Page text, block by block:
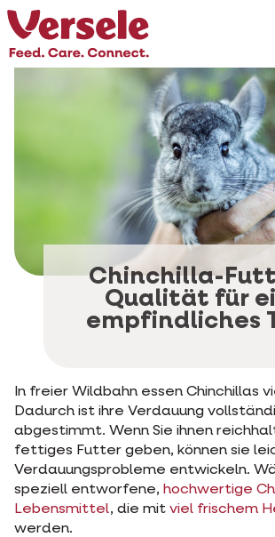
Chinchilla-
Qualität für
empfindliches
In freier Wildbahn essen Chinchillas
Dadurch ist ihre Verdauung
abgestimmt. Wenn Sie ihnen
fettiges Futter geben, können sie
Verdauungsprobleme entwickeln.
speziell entworfene, hochwertige
Lebensmittel, die mit viel frischem
werden.